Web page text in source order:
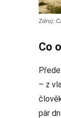
Zdroj:
Co
– z
pár